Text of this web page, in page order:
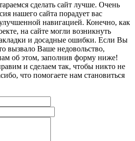
сделать сайт лучше. Очень
нашего сайта порадует вас
навигацией. Конечно, как
на сайте могли возникнуть
и досадные ошибки. Если Вы
вызвало Ваше недовольство,
об этом, заполнив форму ниже!
и сделаем так, чтобы никто не
что помогаете нам становиться